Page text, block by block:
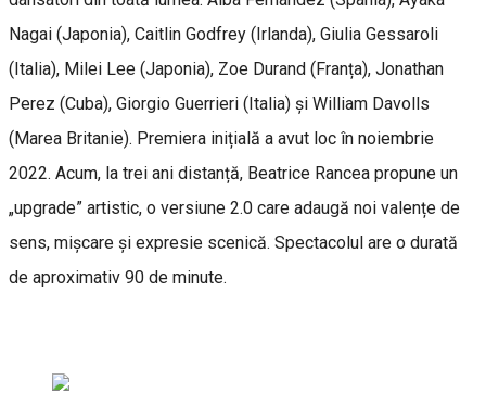
Nagai (Japonia), Caitlin Godfrey (Irlanda), Giulia Gessaroli
(Italia), Milei Lee (Japonia), Zoe Durand (Franța), Jonathan
Perez (Cuba), Giorgio Guerrieri (Italia) și William Davolls
(Marea Britanie). Premiera inițială a avut loc în noiembrie
2022. Acum, la trei ani distanță, Beatrice Rancea propune un
„upgrade” artistic, o versiune 2.0 care adaugă noi valențe de
sens, mișcare și expresie scenică. Spectacolul are o durată
de aproximativ 90 de minute.